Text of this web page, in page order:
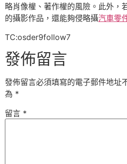
略肖像權、著作權的風險。此外，
的攝影作品，還能夠侵略攝汽車零
TC:osder9follow7
發佈留言
發佈留言必須填寫的電子郵件地址
為 *
留言 *